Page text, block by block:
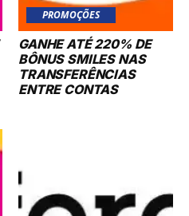
PROMOÇÕES
GANHE ATÉ 220% DE
BÔNUS SMILES NAS
TRANSFERÊNCIAS
ENTRE CONTAS